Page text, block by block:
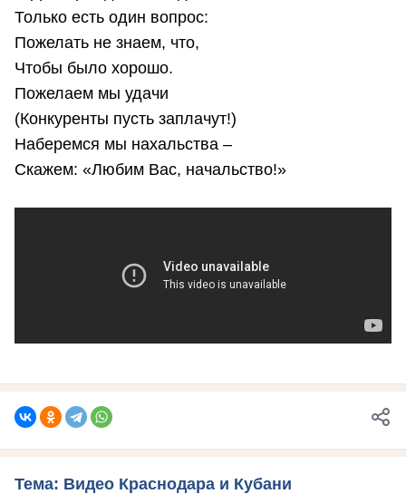
Только есть один вопрос:
Пожелать не знаем, что,
Чтобы было хорошо.
Пожелаем мы удачи
(Конкуренты пусть заплачут!)
Наберемся мы нахальства –
Скажем: «Любим Вас, начальство!»
Тема: Видео Краснодара и Кубани